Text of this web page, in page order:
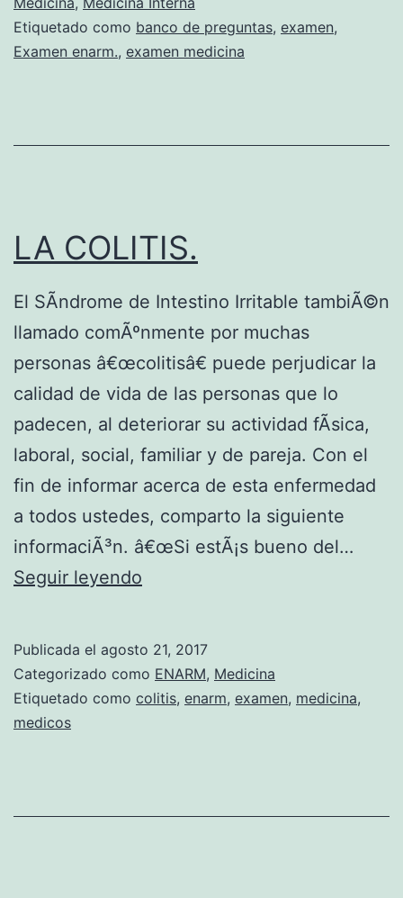
S
O
E
S
T
I
N
O
D
E
L
V
Etiquetado como banco de preguntas, examen,
Examen enarm., examen medicina
LA COLITIS.
El SÃ­ndrome de Intestino Irritable tambiÃ©n
llamado comÃºnmente por muchas
personas â€œcolitisâ€ puede perjudicar la
calidad de vida de las personas que lo
padecen, al deteriorar su actividad fÃ­sica,
laboral, social, familiar y de pareja. Con el
fin de informar acerca de esta enfermedad
a todos ustedes, comparto la siguiente
informaciÃ³n. â€œSi estÃ¡s bueno del…
Seguir leyendo
O
L
S
Publicada el agosto 21, 2017
Categorizado como ENARM, Medicina
Etiquetado como colitis, enarm, examen, medicina,
medicos